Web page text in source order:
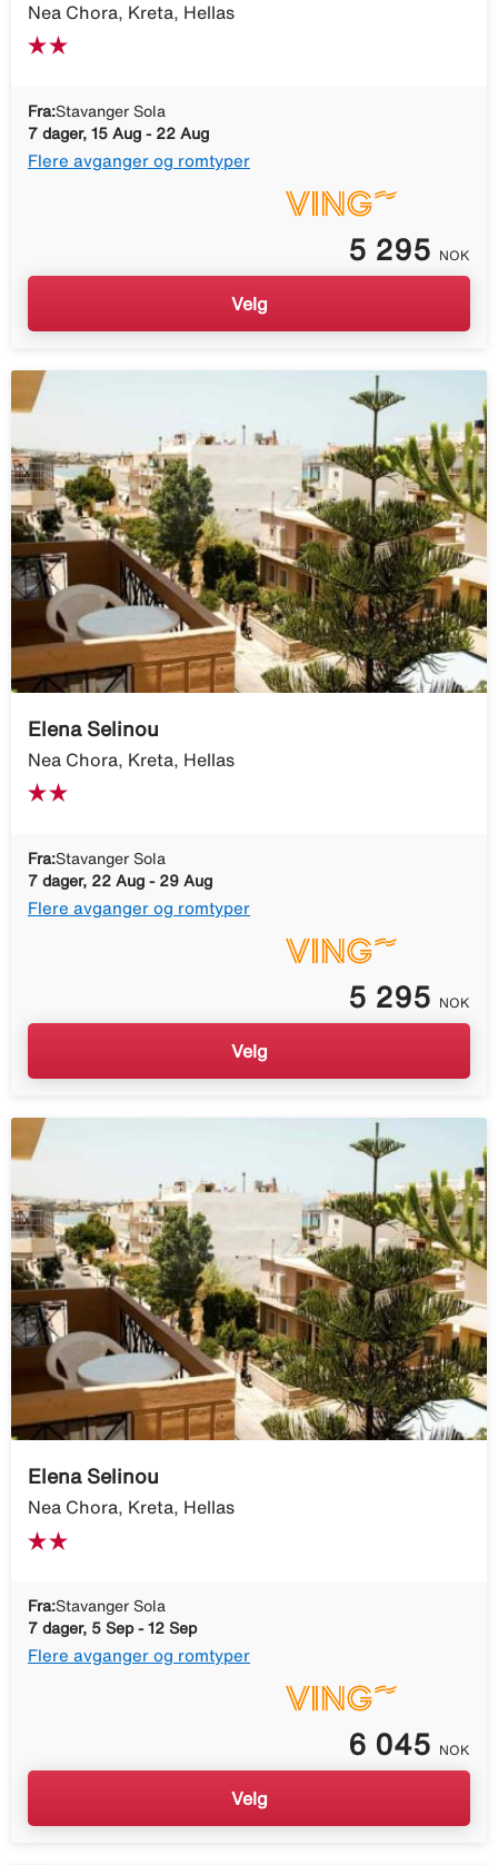
Nea Chora, Kreta, Hellas
Fra:Stavanger Sola
7 dager, 15 Aug - 22 Aug
Flere avganger og romtyper
5 295 NOK
Velg
Elena Selinou
Nea Chora, Kreta, Hellas
Fra:Stavanger Sola
7 dager, 22 Aug - 29 Aug
Flere avganger og romtyper
5 295 NOK
Velg
Elena Selinou
Nea Chora, Kreta, Hellas
Fra:Stavanger Sola
7 dager, 5 Sep - 12 Sep
Flere avganger og romtyper
6 045 NOK
Velg